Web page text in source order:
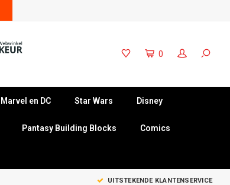
0
Marvel en DC Star Wars Disney
Pantasy Building Blocks Comics
UITSTEKENDE KLANTENSERVICE